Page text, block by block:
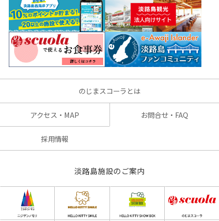
のじまスコーラとは
アクセス・MAP お問合せ・FAQ
採用情報
淡路島施設のご案内